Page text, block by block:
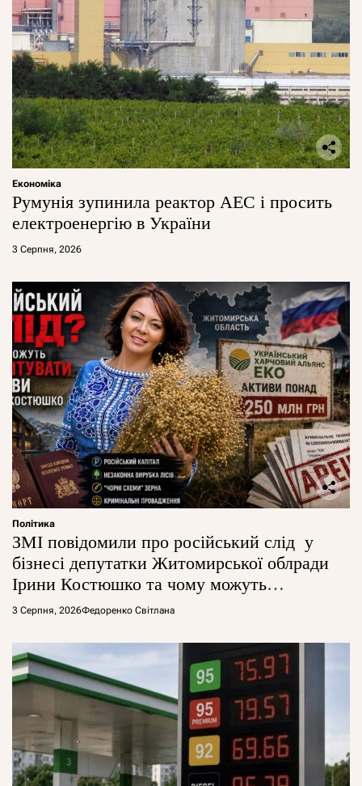
Економіка
Румунія зупинила реактор АЕС і просить
електроенергію в України
3 Серпня, 2026
Політика
ЗМІ повідомили про російський слід у
бізнесі депутатки Житомирської облради
Ірини Костюшко та чому можуть
арештувати її активи
3 Серпня, 2026Федоренко Світлана